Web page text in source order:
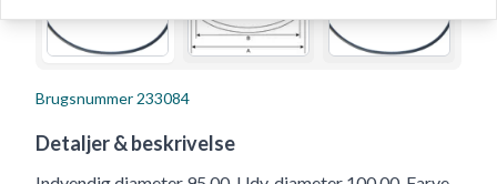
Brugsnummer 233084
Detaljer & beskrivelse